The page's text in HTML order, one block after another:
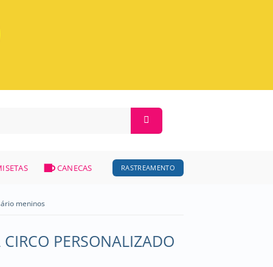
CANECAS RASTREAMENTO
meninos
PERSONALIZADO